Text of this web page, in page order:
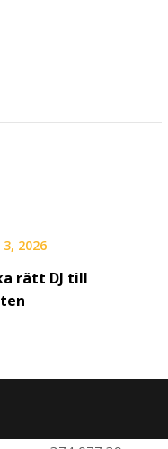
2026
rätt DJ till